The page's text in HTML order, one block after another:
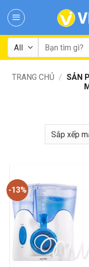
Tìm
kiếm:
TRANG CHỦ / SẢN
-13%